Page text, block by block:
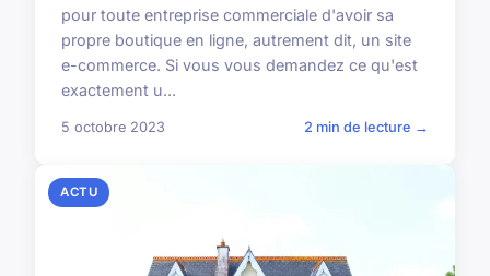
pour toute entreprise commerciale d'avoir sa
propre boutique en ligne, autrement dit, un site
e-commerce. Si vous vous demandez ce qu'est
exactement u...
5 octobre 2023 2 min de lecture →
ACTU